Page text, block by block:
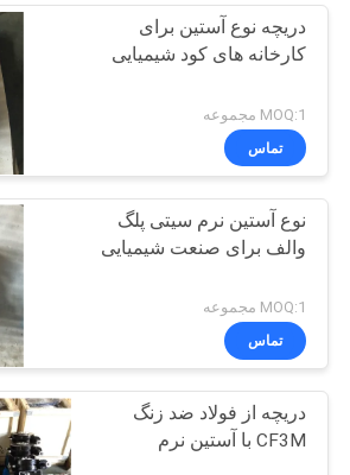
تماس
بگیرید
اخبار
درخواست
نقل
قول
شیر توپی Trunnion
37
شیر توپی شناور
34
دریچه نوع آستین برای
کارخانه های کود شیمیایی
MOQ:1 مجموعه
تماس
نوع آستین نرم سیتی پلگ
والف برای صنعت شیمیایی
MOQ:1 مجموعه
تماس
دریچه از فولاد ضد زنگ
CF3M با آستین نرم